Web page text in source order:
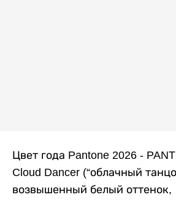
Цвет года Pantone 2026 -
Cloud Dancer (“облачный
возвышенный белый оттенок,